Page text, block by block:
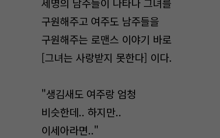
세명의 남주들이 나타나 그녀를
구원해주고 여주도 남주들을
구원해주는 로맨스 이야기 바로
[그녀는 사랑받지 못한다] 이다.
"생김새도 여주랑 엄청
비슷한데.. 하지만..
이세아라면.."